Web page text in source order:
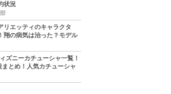
状況
リエッティのキャラクタ
翔の病気は治った？モデル
ズニーカチューシャ一覧！
とめ！人気カチューシャ